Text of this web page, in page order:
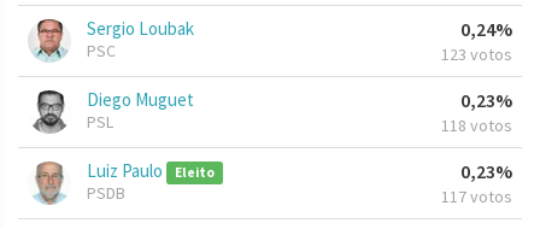
Sergio Loubak
PSC
0,24%
123 votos
Diego Muguet
PSL
0,23%
118 votos
Luiz Paulo Eleito
PSDB
0,23%
117 votos